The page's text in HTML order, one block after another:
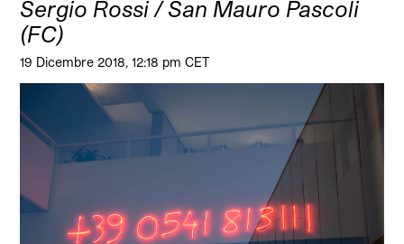
Sergio Rossi / San Mauro Pascoli
(FC)
19 Dicembre 2018, 12:18 pm CET